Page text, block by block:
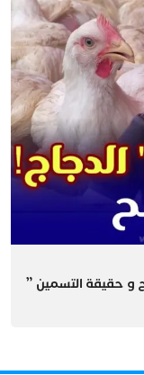
و حقيقة التسمين ”